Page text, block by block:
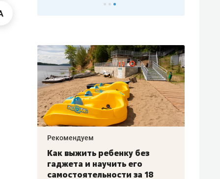
Рекомендуем
Как выжить ребенку без
гаджета и научить его
самостоятельности за 18